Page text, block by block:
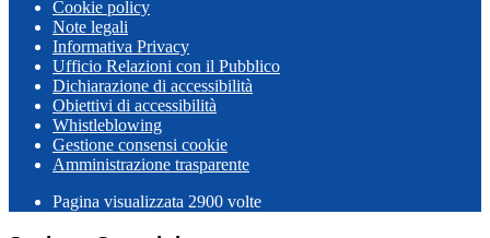
Cookie policy
Note legali
Informativa Privacy
Ufficio Relazioni con il Pubblico
Dichiarazione di accessibilità
Obiettivi di accessibilità
Whistleblowing
Gestione consensi cookie
Amministrazione trasparente
Pagina visualizzata 2900 volte